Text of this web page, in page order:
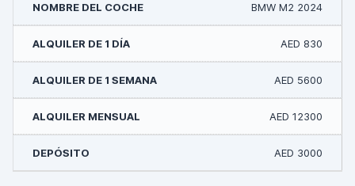
BMW M2 2024
AED 830
AED 5600
AED 12300
AED 3000